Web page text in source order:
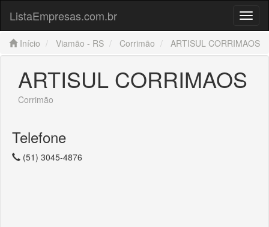
Menu
ListaEmpresas.com.br
Início Viamão - RS Corrimão ARTISUL CORRIMAOS
ARTISUL CORRIMAOS
Corrimão
Telefone
(51) 3045-4876